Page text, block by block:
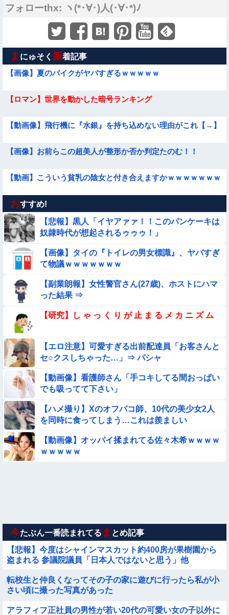
フォローthx: ヽ(*･∀･)人(･∀･*)ﾉ
ま にゅそく 新着記事
【画像】夏のバイクがヤバすぎるｗｗｗｗｗ
【ロマン】世界を動かした暗号ランキング
【動画像】飛行機に『水銀』を持ち込めない理由がこれ【→】
【画像】お前らこの超美人が整形か否か判定たのむ！！
【動画】こういう貧乳の陰女と付き合えますかｗｗｗｗｗｗｗ
【動画】女子中学生の『チン媚びダンス』が気持ち悪い🤮
【画像】プールで水着が脱げちゃった女の子の反応ｗｗｗｗｗ
ｗｗｗ
【動画】韓国アイドルさん、ヱチヱチ限界点を超えてしまう
【動画】美少女4人組の20年後の姿がヤバいwwwwww
【動画】小池栄子似のGカップ女子高生「知らないオジさんに
襲われてオッパイ揉まれた」
【画像】この美人ママ、脱いだら凄い・・・
【画像】巨大マンボウの稚魚さん、金平糖みたいでカワイイｗ
【動画】デブの喧嘩 ガチでヤバい……
【画像】日本のえちえち女性犯罪者ｗｗｗｗｗｗｗ
おすすめ!
【悲報】黒人「イヤアァァ！！このパンケーキは
奴隷時代が想起されるゥゥゥ！」
【画像】タイの『トイレの男女標識』、ヤバすぎ
て物議ｗｗｗｗｗｗｗ
【副業朗報】女性警官さん(27歳)、ホストにハマ
った結果 ⇒
【研究】し ゃ っ く り が 止 ま る メ カ ニ ズ ム
【エロ注意】可愛すぎる出前配達員「お客さんと
セ○クスしちゃった…」⇒ パシャ
【動画像】看護師さん「手コキしてる間おっぱい
でも吸ってて下さい」
【ハメ撮り】Xのオフパコ師、10代の美少女2人
を同時に食ってしまう…これは羨ましい
【動画像】オッパイ揉まれてる佐々木希ｗｗｗｗ
ｗｗｗｗｗ
今たぶん一番読まれてる ま とめ記事
【悲報】今度はシャインマスカット約400房が果樹園から
盗まれる 参議院議員「日本人ではないと思う」他
転校生と仲良くなってその子の家に遊びに行ったら私が小
さい頃に撮った写真があった
アラフィフ正社員の男性が若い20代の可愛い女の子以外に